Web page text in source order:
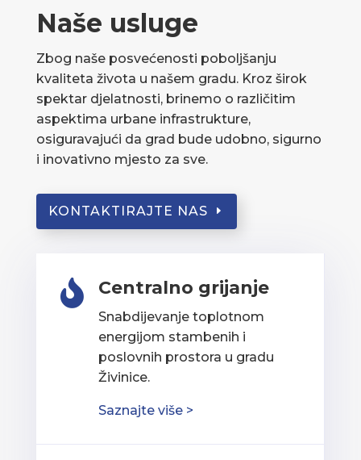
Naše usluge
Zbog naše posvećenosti poboljšanju
kvaliteta života u našem gradu. Kroz širok
spektar djelatnosti, brinemo o različitim
aspektima urbane infrastrukture,
osiguravajući da grad bude udobno, sigurno
i inovativno mjesto za sve.
KONTAKTIRAJTE NAS
 Centralno grijanje
Snabdijevanje toplotnom
energijom stambenih i
poslovnih prostora u gradu
Živinice.
Saznajte više >